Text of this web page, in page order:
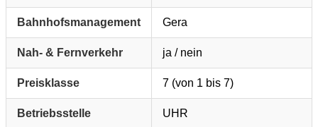
Bahnhofsmanagement Gera
Nah- & Fernverkehr ja / nein
Preisklasse 7 (von 1 bis 7)
Betriebsstelle UHR